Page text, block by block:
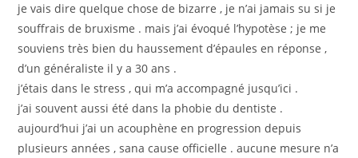
je vais dire quelque chose de bizarre , je n’ai jamais su si je
souffrais de bruxisme . mais j’ai évoqué l’hypotèse ; je me
souviens très bien du haussement d’épaules en réponse ,
d’un généraliste il y a 30 ans .
j’étais dans le stress , qui m’a accompagné jusqu’ici .
j’ai souvent aussi été dans la phobie du dentiste .
aujourd’hui j’ai un acouphène en progression depuis
plusieurs années , sana cause officielle . aucune mesure n’a